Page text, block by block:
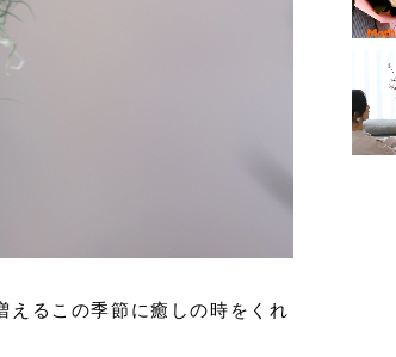
えるこの季節に癒しの時をくれ